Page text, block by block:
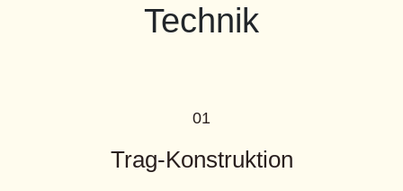
Technik
01
Trag-Konstruktion